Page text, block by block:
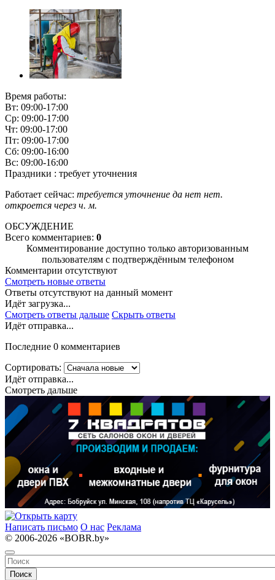
Время работы:
Вт: 09:00-17:00
Ср: 09:00-17:00
Чт: 09:00-17:00
Пт: 09:00-17:00
Сб: 09:00-16:00
Вс: 09:00-16:00
Праздники : требует уточнения
Работает сейчас: требуется уточнение да нет нет.
откроется через ч. м.
ОБСУЖДЕНИЕ
Всего комментариев: 0
Комментирование доступно только авторизованным
пользователям с подтверждённым телефоном
Комментарии отсутствуют
Смотреть новые ответы
Ответы отсутствуют на данный момент
Идёт загрузка...
Смотреть ответы дальше Скрыть ответы
Идёт отправка...
Последние 0 комментариев
Сортировать:
Идёт отправка...
Смотреть дальше
Написать письмо О нас Реклама
© 2006-2026 «BOBR.by»
Поиск